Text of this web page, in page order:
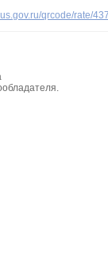
qrcode/rate/